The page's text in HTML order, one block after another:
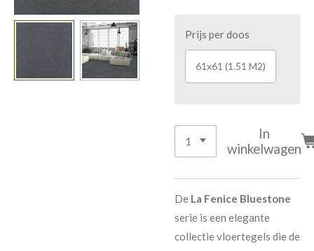
Prijs per doos
61x61 (1.51 M2)
In
winkelwagen
De La Fenice Bluestone
serie is een elegante
collectie vloertegels die de